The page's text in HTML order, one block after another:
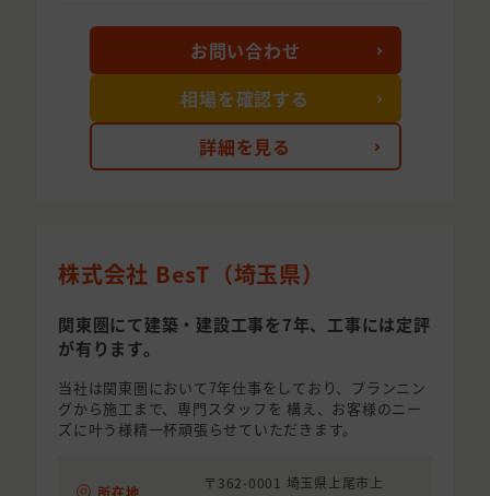
詳細を見る
お問い合わせ
相場を確認する
株式会社 BesT（埼玉県）
関東圏にて建築・建設工事を7年、工事には定評
が有ります。
当社は関東圏において7年仕事をしており、プランニン
グから施工まで、専門スタッフを 構え、お客様のニー
ズに叶う様精一杯頑張らせていただきます。
〒362-0001 埼玉県上尾市上